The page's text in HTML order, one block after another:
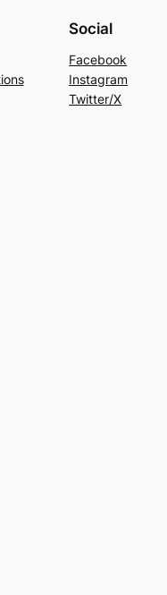
Social
Facebook
Instagram
Twitter/X